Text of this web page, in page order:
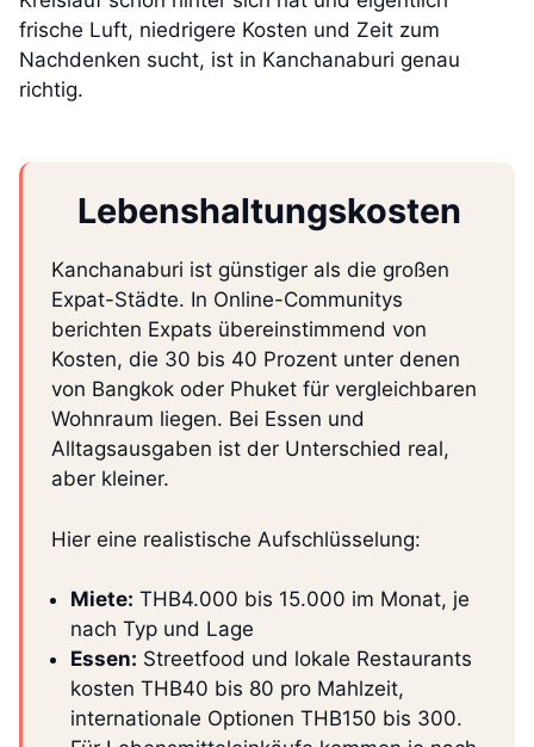
frische Luft, niedrigere Kosten und Zeit zum
Nachdenken sucht, ist in Kanchanaburi genau
richtig.
Lebenshaltungskosten
Kanchanaburi ist günstiger als die großen
Expat-Städte. In Online-Communitys
berichten Expats übereinstimmend von
Kosten, die 30 bis 40 Prozent unter denen
von Bangkok oder Phuket für vergleichbaren
Wohnraum liegen. Bei Essen und
Alltagsausgaben ist der Unterschied real,
aber kleiner.
Hier eine realistische Aufschlüsselung:
Miete: THB4.000 bis 15.000 im Monat, je
nach Typ und Lage
Essen: Streetfood und lokale Restaurants
kosten THB40 bis 80 pro Mahlzeit,
internationale Optionen THB150 bis 300.